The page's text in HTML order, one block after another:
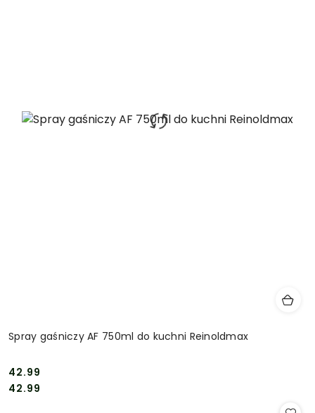
Spray gaśniczy AF 750ml do kuchni Reinoldmax
Cena:
42.99
Cena:
42.99